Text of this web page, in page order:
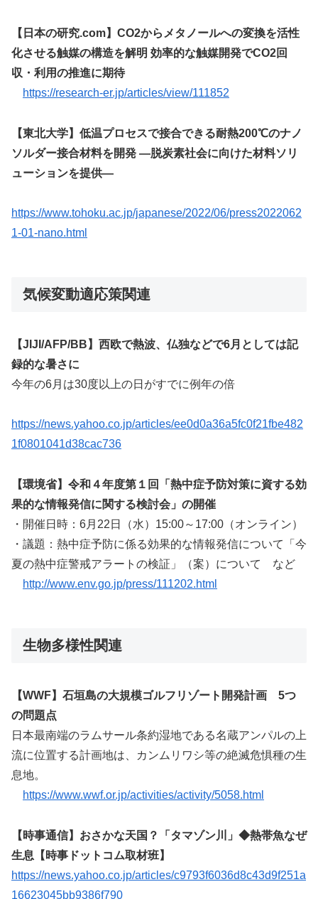
【日本の研究.com】CO2からメタノールへの変換を活性
化させる触媒の構造を解明 効率的な触媒開発でCO2回
収・利用の推進に期待
https://research-er.jp/articles/view/111852
【東北大学】低温プロセスで接合できる耐熱200℃のナノ
ソルダー接合材料を開発 ―脱炭素社会に向けた材料ソリ
ューションを提供―
https://www.tohoku.ac.jp/japanese/2022/06/press2022062
1-01-nano.html
気候変動適応策関連
【JIJI/AFP/BB】西欧で熱波、仏独などで6月としては記
録的な暑さに
今年の6月は30度以上の日がすでに例年の倍
https://news.yahoo.co.jp/articles/ee0d0a36a5fc0f21fbe482
1f0801041d38cac736
【環境省】令和４年度第１回「熱中症予防対策に資する効
果的な情報発信に関する検討会」の開催
・開催日時：6月22日（水）15:00～17:00（オンライン）
・議題：熱中症予防に係る効果的な情報発信について「今
夏の熱中症警戒アラートの検証」（案）について など
http://www.env.go.jp/press/111202.html
生物多様性関連
【WWF】石垣島の大規模ゴルフリゾート開発計画 5つ
の問題点
日本最南端のラムサール条約湿地である名蔵アンパルの上
流に位置する計画地は、カンムリワシ等の絶滅危惧種の生
息地。
https://www.wwf.or.jp/activities/activity/5058.html
【時事通信】おさかな天国？「タマゾン川」◆熱帯魚なぜ
生息【時事ドットコム取材班】
https://news.yahoo.co.jp/articles/c9793f6036d8c43d9f251a
16623045bb9386f790